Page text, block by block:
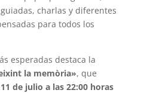
charlas y diferentes
para todos los
esperadas destaca la
la memòria», que
de julio a las 22:00 horas